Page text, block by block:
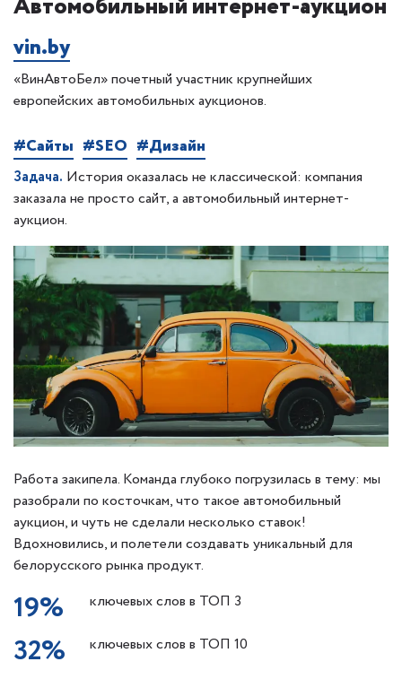
vin.by
«ВинАвтоБел» почетный участник крупнейших
европейских автомобильных аукционов.
#Сайты #SEO #Дизайн
Задача. История оказалась не классической: компания
заказала не просто сайт, а автомобильный интернет-
аукцион.
Работа закипела. Команда глубоко погрузилась в тему: мы
разобрали по косточкам, что такое автомобильный
аукцион, и чуть не сделали несколько ставок!
Вдохновились, и полетели создавать уникальный для
белорусского рынка продукт.
19% ключевых слов в ТОП 3
32% ключевых слов в ТОП 10